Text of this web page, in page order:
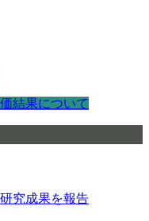
結果について
究成果を報告